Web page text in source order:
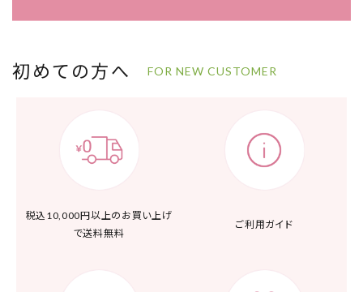
初めての方へ FOR NEW CUSTOMER
税込10,000円以上の お買い上げ
で送料無料
ご利用ガイド